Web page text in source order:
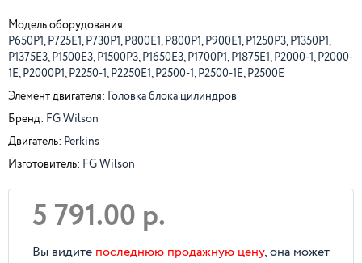
Модель оборудования:
P650P1, P725E1, P730P1, P800E1, P800P1, P900E1, P1250P3, P1350P1,
P1375E3, P1500E3, P1500P3, P1650E3, P1700P1, P1875E1, P2000-1, P2000-
1E, P2000P1, P2250-1, P2250E1, P2500-1, P2500-1E, P2500E
Элемент двигателя: Головка блока цилиндров
Бренд: FG Wilson
Двигатель: Perkins
Изготовитель: FG Wilson
5 791.00 р.
Вы видите последнюю продажную цену, она может